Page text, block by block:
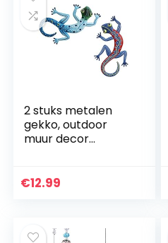
2 stuks metalen
gekko, outdoor
muur decor
opknoping voor
€12.99